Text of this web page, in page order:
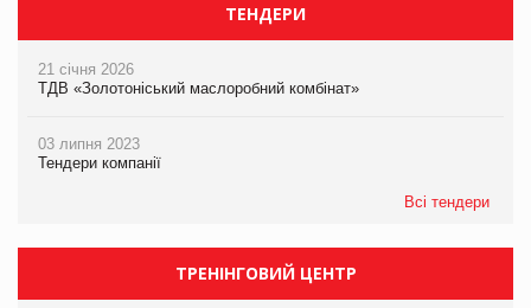
ТЕНДЕРИ
21 січня 2026
ТДВ «Золотоніський маслоробний комбінат»
03 липня 2023
Тендери компанії
Всі тендери
ТРЕНІНГОВИЙ ЦЕНТР